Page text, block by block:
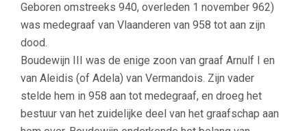
Geboren omstreeks 940, overleden 1 november 962)
was medegraaf van Vlaanderen van 958 tot aan zijn
dood.
Boudewijn III was de enige zoon van graaf Arnulf I en
van Aleidis (of Adela) van Vermandois. Zijn vader
stelde hem in 958 aan tot medegraaf, en droeg het
bestuur van het zuidelijke deel van het graafschap aan